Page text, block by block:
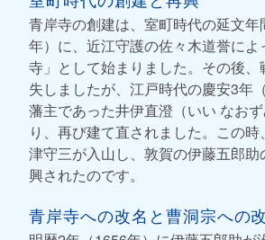
青岸寺の創建は、室町時代の延文年
年）に、近江守護の佐々木道誉によ
寺」として始まりました。その後
失しましたが、江戸時代の慶安3年
藩主であった井伊直澄（いい なお
り、再び建て直されました。この
津守三が入山し、敦賀の伊藤五郎助
興されたのです。
青岸寺への改名と曹洞宗への